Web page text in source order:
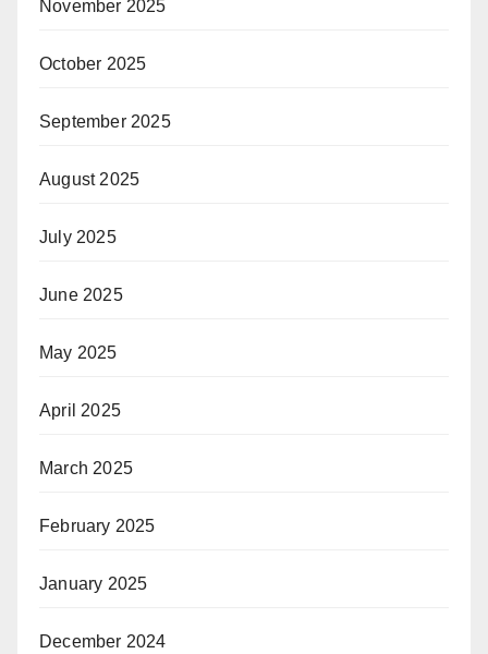
November 2025
October 2025
September 2025
August 2025
July 2025
June 2025
May 2025
April 2025
March 2025
February 2025
January 2025
December 2024